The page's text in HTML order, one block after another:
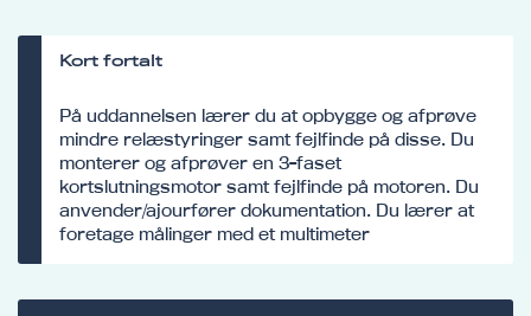
Kort fortalt
På uddannelsen lærer du at opbygge og afprøve
mindre relæstyringer samt fejlfinde på disse. Du
monterer og afprøver en 3-faset
kortslutningsmotor samt fejlfinde på motoren. Du
anvender/ajourfører dokumentation. Du lærer at
foretage målinger med et multimeter